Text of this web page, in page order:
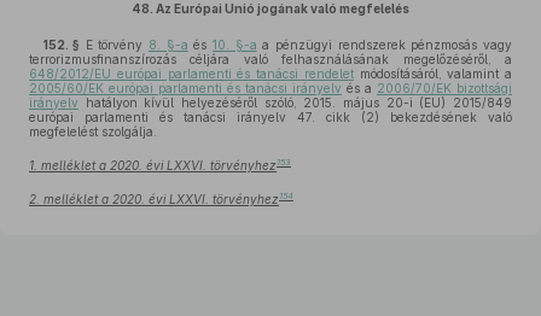
48. Az Európai Unió jogának való megfelelés
152. § E törvény 8. §-a és10. §-a a pénzügyi rendszerek pénzmosás vagy
terrorizmusfinanszírozás céljára való felhasználásának megelőzéséről, a
648/2012/EU európai parlamenti és tanácsi rendeletmódosításáról, valamint a
2005/60/EK európai parlamenti és tanácsi irányelv és a 2006/70/EK bizottsági
irányelv hatályon kívül helyezéséről szóló, 2015. május 20-i (EU) 2015/849
európai parlamenti és tanácsi irányelv 47. cikk (2) bekezdésének való
megfelelést szolgálja.
1. melléklet a 2020. évi LXXVI. törvényhez 153
2. melléklet a 2020. évi LXXVI. törvényhez 154